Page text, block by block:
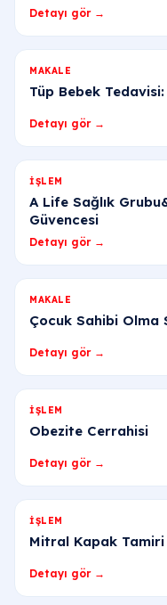
Detayı gör →
MAKALE
Tüp Bebek
Detayı gör →
İŞLEM
A Life Sağlık
Güvencesi
Detayı gör →
MAKALE
Çocuk Sahibi Olma
Detayı gör →
İŞLEM
Obezite Cerrahisi
Detayı gör →
İŞLEM
Mitral Kapak Tamiri
Detayı gör →